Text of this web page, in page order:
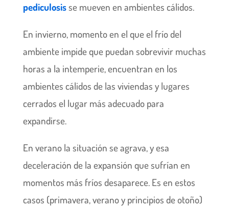
pediculosisse mueven en ambientes cálidos.
En invierno, momento en el que el frío del
ambiente impide que puedan sobrevivir muchas
horas a la intemperie, encuentran en los
ambientes cálidos de las viviendas y lugares
cerrados el lugar más adecuado para
expandirse.
En verano la situación se agrava, y esa
deceleración de la expansión que sufrían en
momentos más fríos desaparece. Es en estos
casos (primavera, verano y principios de otoño)